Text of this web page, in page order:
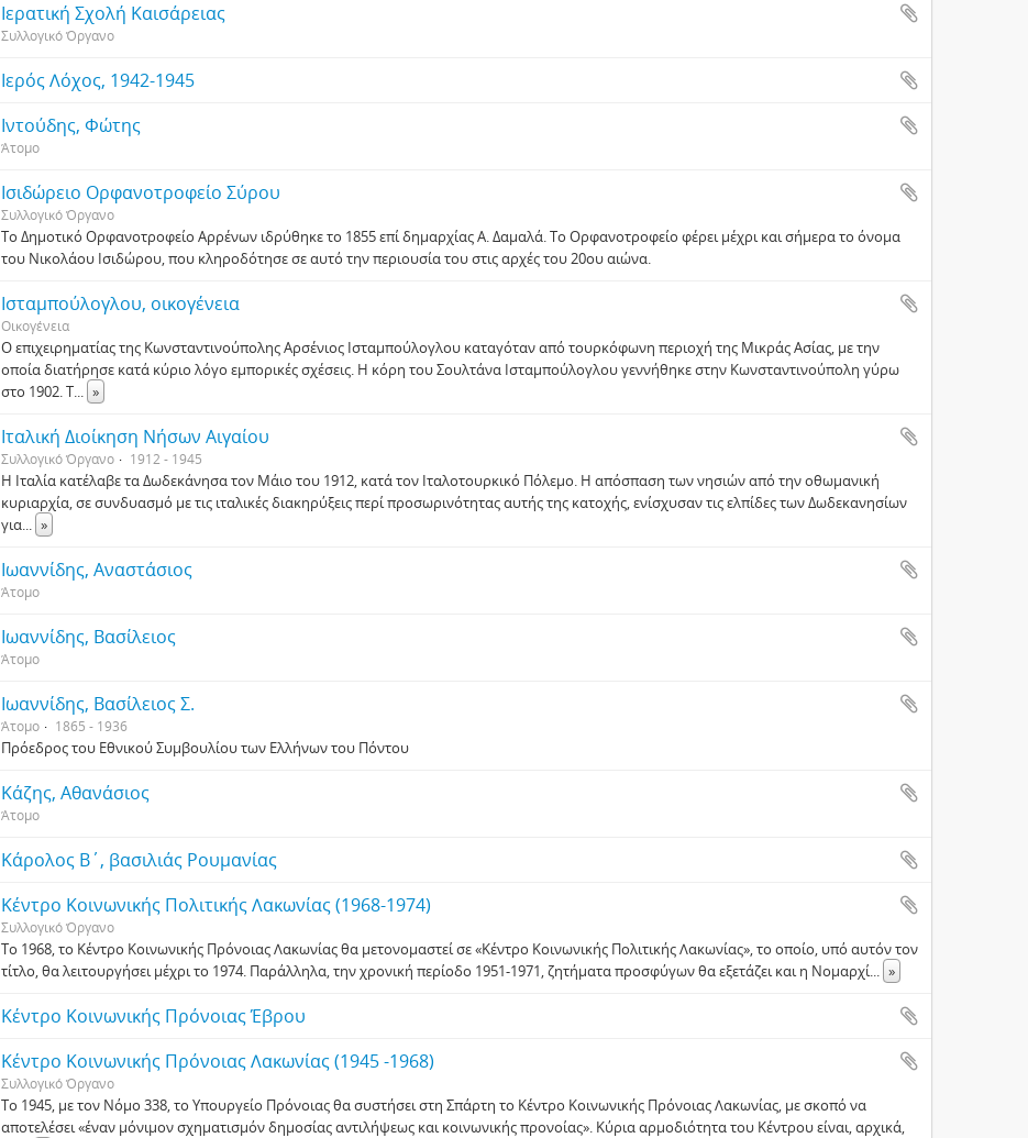
Ιερατική Σχολή Καισάρειας
Συλλογικό Όργανο
Ιερός Λόχος, 1942-1945
Ιντούδης, Φώτης
Άτομο
Ισιδώρειο Ορφανοτροφείο Σύρου
Συλλογικό Όργανο
Το Δημοτικό Ορφανοτροφείο Αρρένων ιδρύθηκε το 1855 επί δημαρχίας Α. Δαμαλά. Το Ορφανοτροφείο φέρει μέχρι και σήμερα το όνομα
του Νικολάου Ισιδώρου, που κληροδότησε σε αυτό την περιουσία του στις αρχές του 20ου αιώνα.
Ισταμπούλογλου, οικογένεια
Οικογένεια
Ο επιχειρηματίας της Κωνσταντινούπολης Αρσένιος Ισταμπούλογλου καταγόταν από τουρκόφωνη περιοχή της Μικράς Ασίας, με την
οποία διατήρησε κατά κύριο λόγο εμπορικές σχέσεις. Η κόρη του Σουλτάνα Ισταμπούλογλου γεννήθηκε στην Κωνσταντινούπολη γύρω
στο 1902. Τ... »
Ιταλική Διοίκηση Νήσων Αιγαίου
Συλλογικό Όργανο 1912 - 1945
Η Ιταλία κατέλαβε τα Δωδεκάνησα τον Μάιο του 1912, κατά τον Ιταλοτουρκικό Πόλεμο. Η απόσπαση των νησιών από την οθωμανική
κυριαρχία, σε συνδυασμό με τις ιταλικές διακηρύξεις περί προσωρινότητας αυτής της κατοχής, ενίσχυσαν τις ελπίδες των Δωδεκανησίων
για... »
Ιωαννίδης, Αναστάσιος
Άτομο
Ιωαννίδης, Βασίλειος
Άτομο
Ιωαννίδης, Βασίλειος Σ.
Άτομο 1865 - 1936
Πρόεδρος του Εθνικού Συμβουλίου των Ελλήνων του Πόντου
Κάζης, Αθανάσιος
Άτομο
Κάρολος Β΄, βασιλιάς Ρουμανίας
Κέντρο Κοινωνικής Πολιτικής Λακωνίας (1968-1974)
Συλλογικό Όργανο
Το 1968, το Κέντρο Κοινωνικής Πρόνοιας Λακωνίας θα μετονομαστεί σε «Κέντρο Κοινωνικής Πολιτικής Λακωνίας», το οποίο, υπό αυτόν τον
τίτλο, θα λειτουργήσει μέχρι το 1974. Παράλληλα, την χρονική περίοδο 1951-1971, ζητήματα προσφύγων θα εξετάζει και η Νομαρχί... »
Κέντρο Κοινωνικής Πρόνοιας Έβρου
Κέντρο Κοινωνικής Πρόνοιας Λακωνίας (1945 -1968)
Συλλογικό Όργανο
Το 1945, με τον Νόμο 338, το Υπουργείο Πρόνοιας θα συστήσει στη Σπάρτη το Κέντρο Κοινωνικής Πρόνοιας Λακωνίας, με σκοπό να
αποτελέσει «έναν μόνιμον σχηματισμόν δημοσίας αντιλήψεως και κοινωνικής προνοίας». Κύρια αρμοδιότητα του Κέντρου είναι, αρχικά,